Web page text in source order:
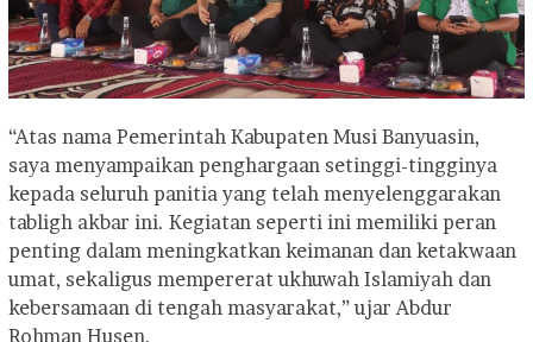
“Atas nama Pemerintah Kabupaten Musi Banyuasin,
saya menyampaikan penghargaan setinggi-tingginya
kepada seluruh panitia yang telah menyelenggarakan
tabligh akbar ini. Kegiatan seperti ini memiliki peran
penting dalam meningkatkan keimanan dan ketakwaan
umat, sekaligus mempererat ukhuwah Islamiyah dan
kebersamaan di tengah masyarakat,” ujar Abdur
Rohman Husen.